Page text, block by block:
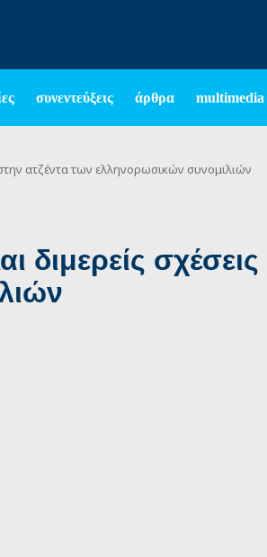
συνεντεύξεις άρθρα multimedia
ατζέντα των ελληνορωσικών συνομιλιών
διμερείς